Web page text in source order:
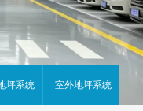
坪系统 室外地坪系统